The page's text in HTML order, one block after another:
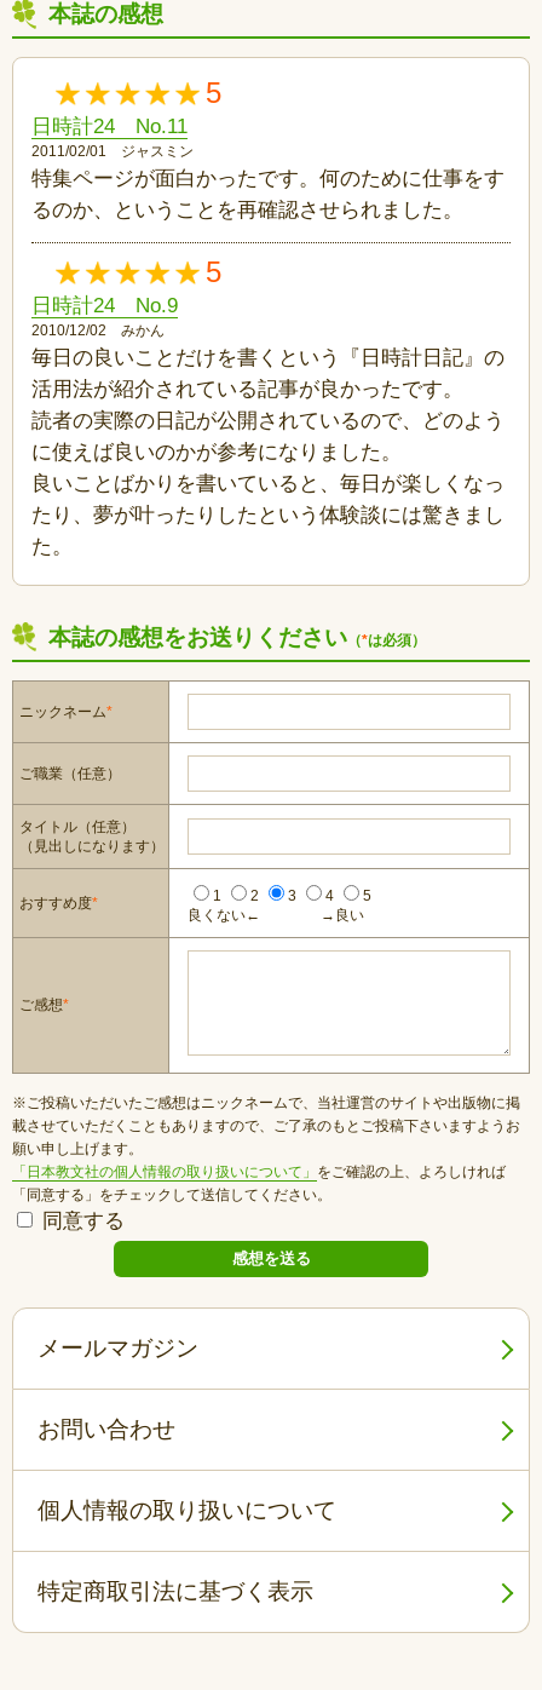
本誌の感想
5
日時計24 No.11
2011/02/01 ジャスミン
特集ページが面白かったです。何のために仕事をす
るのか、ということを再確認させられました。
5
日時計24 No.9
2010/12/02 みかん
毎日の良いことだけを書くという『日時計日記』の
活用法が紹介されている記事が良かったです。
読者の実際の日記が公開されているので、どのよう
に使えば良いのかが参考になりました。
良いことばかりを書いていると、毎日が楽しくなっ
たり、夢が叶ったりしたという体験談には驚きまし
た。
本誌の感想をお送りください （*は必須）
ニックネーム*
ご職業（任意）
タイトル（任意）
（見出しになります）
おすすめ度* 1 2 3 4
5
良くない←
→良い
ご感想*
※ご投稿いただいたご感想はニックネームで、当社運営のサイトや出版物に掲
載させていただくこともありますので、ご了承のもとご投稿下さいますようお
願い申し上げます。
「日本教文社の個人情報の取り扱いについて」 をご確認の上、よろしければ
「同意する」をチェックして送信してください。
同意する
メールマガジン
お問い合わせ
個人情報の取り扱いについて
特定商取引法に基づく表示